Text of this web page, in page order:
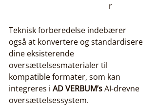
r
Teknisk forberedelse indebærer
også at konvertere og standardisere
dine eksisterende
oversættelsesmaterialer til
kompatible formater, som kan
integreres i AD VERBUM’s AI-drevne
oversættelsessystem.